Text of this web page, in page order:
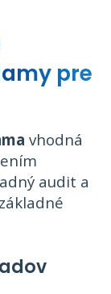
pre
vhodná
audit a